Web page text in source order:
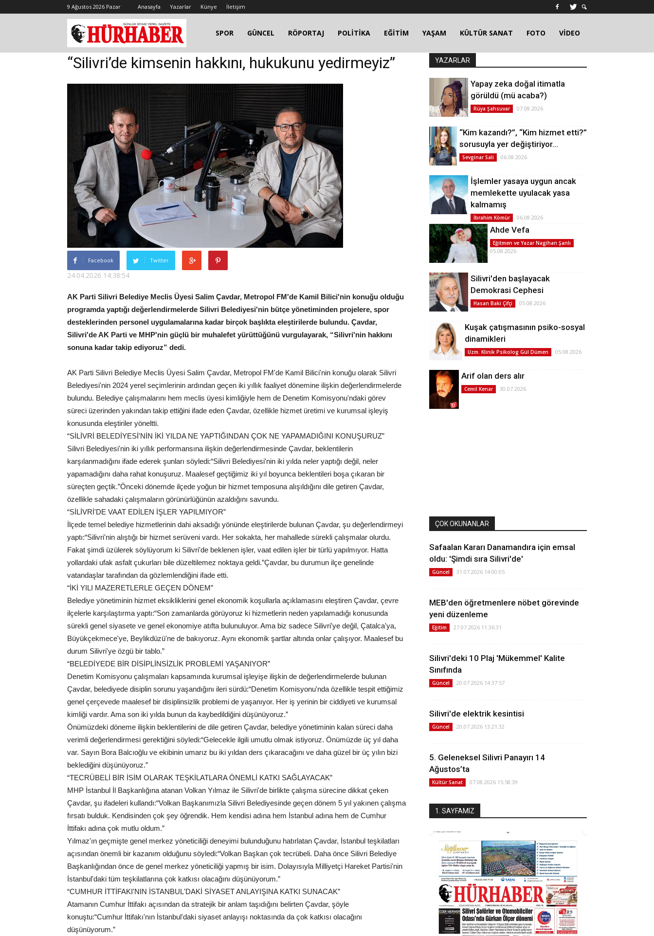
9 Ağustos 2026 Pazar Anasayfa Yazarlar Künye İletişim
SPOR GÜNCEL RÖPORTAJ POLİTİKA EĞİTİM YAŞAM KÜLTÜR SANAT FOTO VİDEO
“Silivri’de kimsenin hakkını, hukukunu yedirmeyiz”
Facebook Twitter
24.04.2026 14:38:54
AK Parti Silivri Belediye Meclis Üyesi Salim Çavdar, Metropol FM'de Kamil Bilici'nin konuğu olduğu
programda yaptığı değerlendirmelerde Silivri Belediyesi'nin bütçe yönetiminden projelere, spor
desteklerinden personel uygulamalarına kadar birçok başlıkta eleştirilerde bulundu. Çavdar,
Silivri'de AK Parti ve MHP'nin güçlü bir muhalefet yürüttüğünü vurgulayarak, “Silivri'nin hakkını
sonuna kadar takip ediyoruz” dedi.
AK Parti Silivri Belediye Meclis Üyesi Salim Çavdar, Metropol FM'de Kamil Bilici'nin konuğu olarak Silivri
Belediyesi'nin 2024 yerel seçimlerinin ardından geçen iki yıllık faaliyet dönemine ilişkin değerlendirmelerde
bulundu. Belediye çalışmalarını hem meclis üyesi kimliğiyle hem de Denetim Komisyonu'ndaki görev
süreci üzerinden yakından takip ettiğini ifade eden Çavdar, özellikle hizmet üretimi ve kurumsal işleyiş
konusunda eleştiriler yöneltti.
“SİLİVRİ BELEDİYESİ'NİN İKİ YILDA NE YAPTIĞINDAN ÇOK NE YAPAMADIĞINI KONUŞURUZ”
Silivri Belediyesi'nin iki yıllık performansına ilişkin değerlendirmesinde Çavdar, beklentilerin
karşılanmadığını ifade ederek şunları söyledi:“Silivri Belediyesi'nin iki yılda neler yaptığı değil, neler
yapamadığını daha rahat konuşuruz. Maalesef geçtiğimiz iki yıl boyunca beklentileri boşa çıkaran bir
süreçten geçtik.”Önceki dönemde ilçede yoğun bir hizmet temposuna alışıldığını dile getiren Çavdar,
özellikle sahadaki çalışmaların görünürlüğünün azaldığını savundu.
“SİLİVRİ'DE VAAT EDİLEN İŞLER YAPILMIYOR”
İlçede temel belediye hizmetlerinin dahi aksadığı yönünde eleştirilerde bulunan Çavdar, şu değerlendirmeyi
yaptı:“Silivri'nin alıştığı bir hizmet serüveni vardı. Her sokakta, her mahallede sürekli çalışmalar olurdu.
Fakat şimdi üzülerek söylüyorum ki Silivri'de beklenen işler, vaat edilen işler bir türlü yapılmıyor. Hatta
yollardaki ufak asfalt çukurları bile düzeltilemez noktaya geldi.”Çavdar, bu durumun ilçe genelinde
vatandaşlar tarafından da gözlemlendiğini ifade etti.
“İKİ YILI MAZERETLERLE GEÇEN DÖNEM”
Belediye yönetiminin hizmet eksikliklerini genel ekonomik koşullarla açıklamasını eleştiren Çavdar, çevre
ilçelerle karşılaştırma yaptı:“Son zamanlarda görüyoruz ki hizmetlerin neden yapılamadığı konusunda
sürekli genel siyasete ve genel ekonomiye atıfta bulunuluyor. Ama biz sadece Silivri'ye değil, Çatalca'ya,
Büyükçekmece'ye, Beylikdüzü'ne de bakıyoruz. Aynı ekonomik şartlar altında onlar çalışıyor. Maalesef bu
durum Silivri'ye özgü bir tablo.”
“BELEDİYEDE BİR DİSİPLİNSİZLİK PROBLEMİ YAŞANIYOR”
Denetim Komisyonu çalışmaları kapsamında kurumsal işleyişe ilişkin de değerlendirmelerde bulunan
Çavdar, belediyede disiplin sorunu yaşandığını ileri sürdü:“Denetim Komisyonu'nda özellikle tespit ettiğimiz
genel çerçevede maalesef bir disiplinsizlik problemi de yaşanıyor. Her iş yerinin bir ciddiyeti ve kurumsal
kimliği vardır. Ama son iki yılda bunun da kaybedildiğini düşünüyoruz.”
Önümüzdeki döneme ilişkin beklentilerini de dile getiren Çavdar, belediye yönetiminin kalan süreci daha
verimli değerlendirmesi gerektiğini söyledi:“Gelecekle ilgili umutlu olmak istiyoruz. Önümüzde üç yıl daha
var. Sayın Bora Balcıoğlu ve ekibinin umarız bu iki yıldan ders çıkaracağını ve daha güzel bir üç yılın bizi
beklediğini düşünüyoruz.”
“TECRÜBELİ BİR İSİM OLARAK TEŞKİLATLARA ÖNEMLİ KATKI SAĞLAYACAK”
MHP İstanbul İl Başkanlığına atanan Volkan Yılmaz ile Silivri'de birlikte çalışma sürecine dikkat çeken
Çavdar, şu ifadeleri kullandı:“Volkan Başkanımızla Silivri Belediyesinde geçen dönem 5 yıl yakınen çalışma
fırsatı bulduk. Kendisinden çok şey öğrendik. Hem kendisi adına hem İstanbul adına hem de Cumhur
İttifakı adına çok mutlu oldum.”
Yılmaz'ın geçmişte genel merkez yöneticiliği deneyimi bulunduğunu hatırlatan Çavdar, İstanbul teşkilatları
açısından önemli bir kazanım olduğunu söyledi:“Volkan Başkan çok tecrübeli. Daha önce Silivri Belediye
Başkanlığından önce de genel merkez yöneticiliği yapmış bir isim. Dolayısıyla Milliyetçi Hareket Partisi'nin
İstanbul'daki tüm teşkilatlarına çok katkısı olacağını düşünüyorum.”
“CUMHUR İTTİFAKI'NIN İSTANBUL'DAKİ SİYASET ANLAYIŞINA KATKI SUNACAK”
Atamanın Cumhur İttifakı açısından da stratejik bir anlam taşıdığını belirten Çavdar, şöyle
konuştu:“Cumhur İttifakı'nın İstanbul'daki siyaset anlayışı noktasında da çok katkısı olacağını
düşünüyorum.”
YAZARLAR
Yapay zeka doğal itimatla
görüldü (mü acaba?)
Rüya Şahsuvar 07.08.2026
“Kim kazandı?”, “Kim hizmet etti?”
sorusuyla yer değiştiriyor…
Sevginar Sali 06.08.2026
İşlemler yasaya uygun ancak
memlekette uyulacak yasa
kalmamış
İbrahim Kömür 06.08.2026
Ahde Vefa
Eğitmen ve Yazar Nagihan Şanlı
05.08.2026
Silivri'den başlayacak
Demokrasi Cephesi
Hasan Baki Çifçi 05.08.2026
Kuşak çatışmasının psiko-sosyal
dinamikleri
Uzm. Klinik Psikolog Gül Dümen 05.08.2026
Arif olan ders alır
Cemil Kenar 30.07.2026
ÇOK OKUNANLAR
Safaalan Kararı Danamandıra için emsal
oldu: 'Şimdi sıra Silivri'de'
Güncel 31.07.2026 14:00:05
MEB'den öğretmenlere nöbet görevinde
yeni düzenleme
Eğitim 27.07.2026 11:36:31
Silivri'deki 10 Plaj 'Mükemmel' Kalite
Sınıfında
Güncel 20.07.2026 14:37:57
Silivri'de elektrik kesintisi
Güncel 20.07.2026 13:21:32
5. Geleneksel Silivri Panayırı 14
Ağustos’ta
Kültür Sanat 07.08.2026 15:58:39
1. SAYFAMIZ